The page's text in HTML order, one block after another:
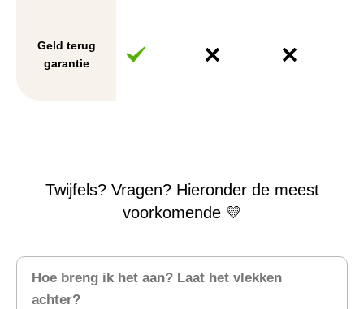
Geld terug
garantie
Twijfels? Vragen? Hieronder de meest
voorkomende 💛
Hoe breng ik het aan? Laat het vlekken
achter?